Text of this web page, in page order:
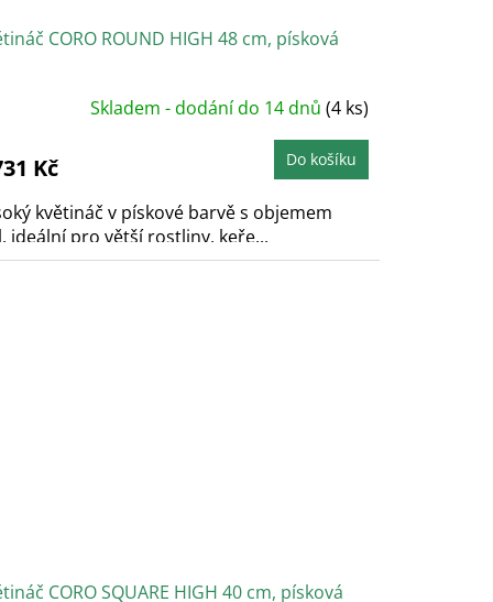
CORO ROUND HIGH 48 cm, písková
Skladem - dodání do 14 dnů (4 ks)
Kč Do košíku
květináč v pískové barvě s objemem
ideální pro větší rostliny, keře...
CORO SQUARE HIGH 40 cm, písková